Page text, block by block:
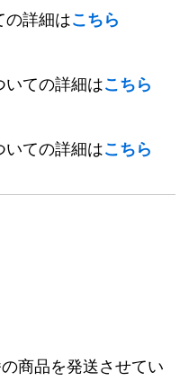
の詳細はこちら
ての詳細はこちら
ての詳細はこちら
商品を発送させてい